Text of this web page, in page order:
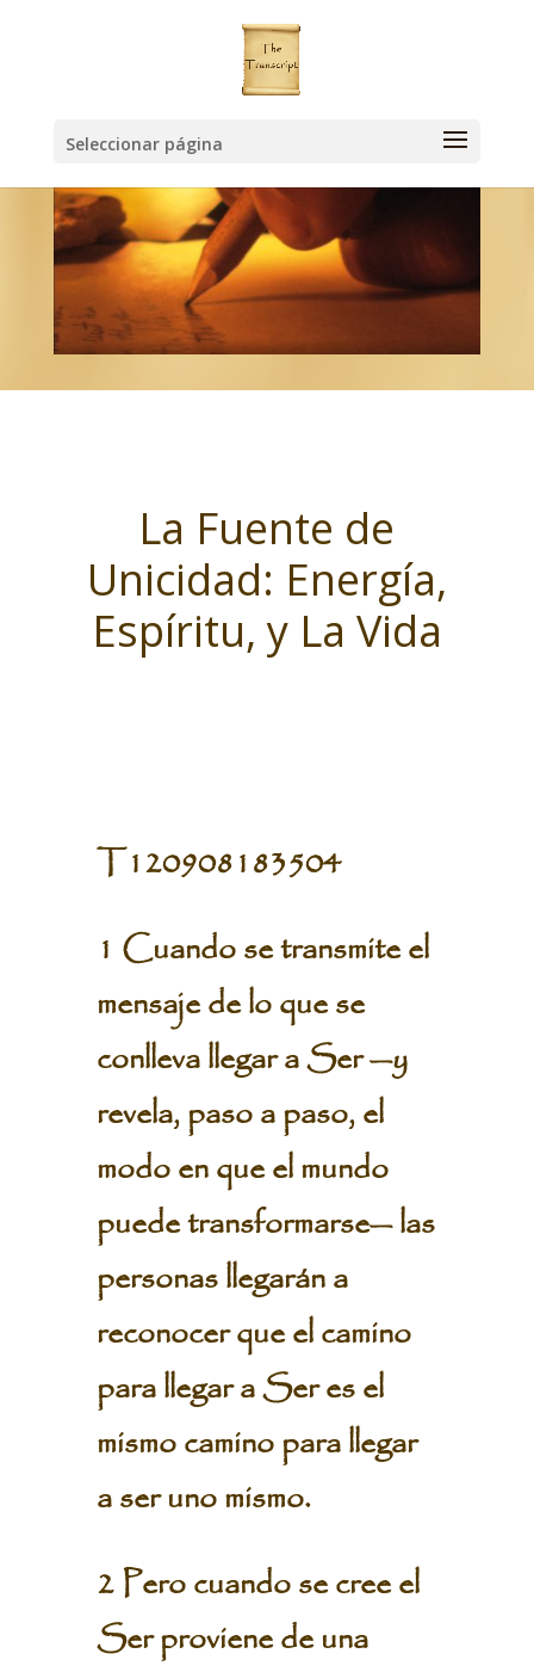
Seleccionar página
La Fuente de
Unicidad: Energía,
Espíritu, y La Vida
T120908183504
1 Cuando se transmite el
mensaje de lo que se
conlleva llegar a Ser —y
revela, paso a paso, el
modo en que el mundo
puede transformarse— las
personas llegarán a
reconocer que el camino
para llegar a Ser es el
mismo camino para llegar
a ser uno mismo.
2 Pero cuando se cree el
Ser proviene de una